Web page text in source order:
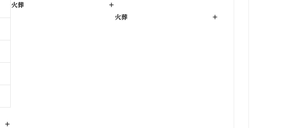
+
火葬 +
火葬 +